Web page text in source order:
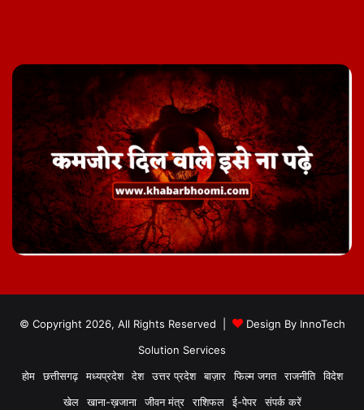
© Copyright 2026, All Rights Reserved | Design By InnoTech
Solution Services
होम
छत्तीसगढ़ मध्यप्रदेश देश उत्तर प्रदेश बाज़ार फिल्म जगत राजनीति
विदेश
खेल
खाना-ख़जाना जीवन मंत्र राशिफल ई-पेपर संपर्क करें